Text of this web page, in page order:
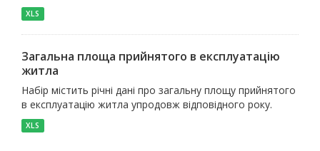
XLS
Загальна площа прийнятого в експлуатацію
житла
Набір містить річні дані про загальну площу прийнятого
в експлуатацію житла упродовж відповідного року.
XLS